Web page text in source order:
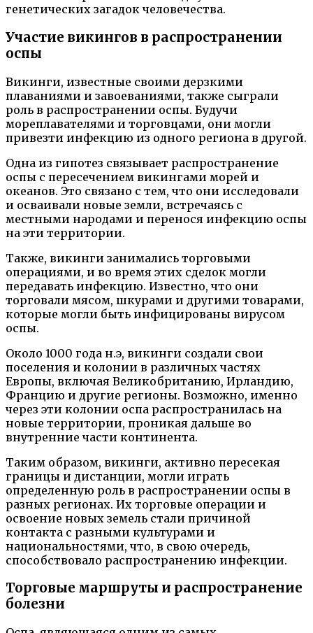
генетических загадок человечества.
Участие викингов в распространении
оспы
Викинги, известные своими дерзкими
плаваниями и завоеваниями, также сыграли
роль в распространении оспы. Будучи
мореплавателями и торговцами, они могли
привезти инфекцию из одного региона в другой.
Одна из гипотез связывает распространение
оспы с пересечением викингами морей и
океанов. Это связано с тем, что они исследовали
и осваивали новые земли, встречаясь с
местными народами и перенося инфекцию оспы
на эти территории.
Также, викинги занимались торговыми
операциями, и во время этих сделок могли
передавать инфекцию. Известно, что они
торговали мясом, шкурами и другими товарами,
которые могли быть инфицированы вирусом
оспы.
Около 1000 года н.э, викинги создали свои
поселения и колонии в различных частях
Европы, включая Великобританию, Ирландию,
Францию и другие регионы. Возможно, именно
через эти колонии оспа распространилась на
новые территории, проникая дальше во
внутренние части континента.
Таким образом, викинги, активно пересекая
границы и дистанции, могли играть
определенную роль в распространении оспы в
разных регионах. Их торговые операции и
освоение новых земель стали причиной
контакта с разными культурами и
национальностями, что, в свою очередь,
способствовало распространению инфекции.
Торговые маршруты и распространение
болезни